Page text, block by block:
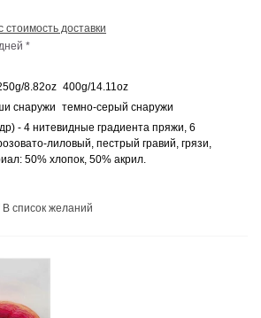
стоимость доставки
*
8.82oz 400g/14.11oz
снаружи темно-серый снаружи
- 4 нитевидные градиента пряжи, 6
лиловый, пестрый гравий, грязи,
50% хлопок, 50% акрил.
В список желаний